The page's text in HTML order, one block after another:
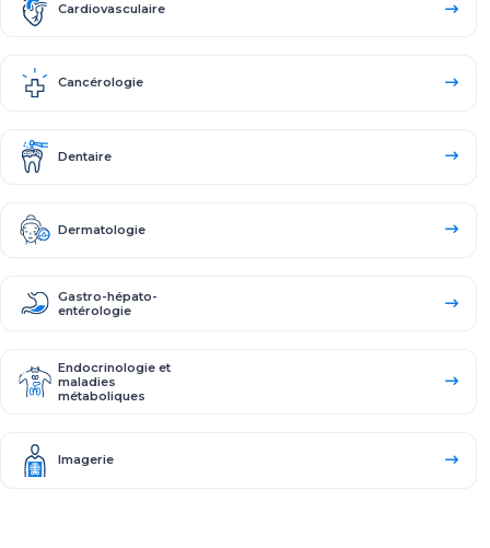
Cardiovasculaire
Cancérologie
Dentaire
Dermatologie
Gastro-hépato-
entérologie​
Endocrinologie et
maladies
métaboliques
Imagerie